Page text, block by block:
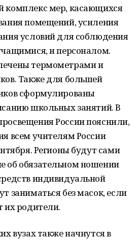
комплекс мер, касающихся
помещений, усиления
условий для соблюдения
и персоналом.
термометрами и
Также для большей
сформулированы
школьных занятий. В
России пояснили,
всем учителям России
Регионы будут сами
об обязательном ношении
индивидуальной
заниматься без масок, если
их родители.
вузах также начнутся в